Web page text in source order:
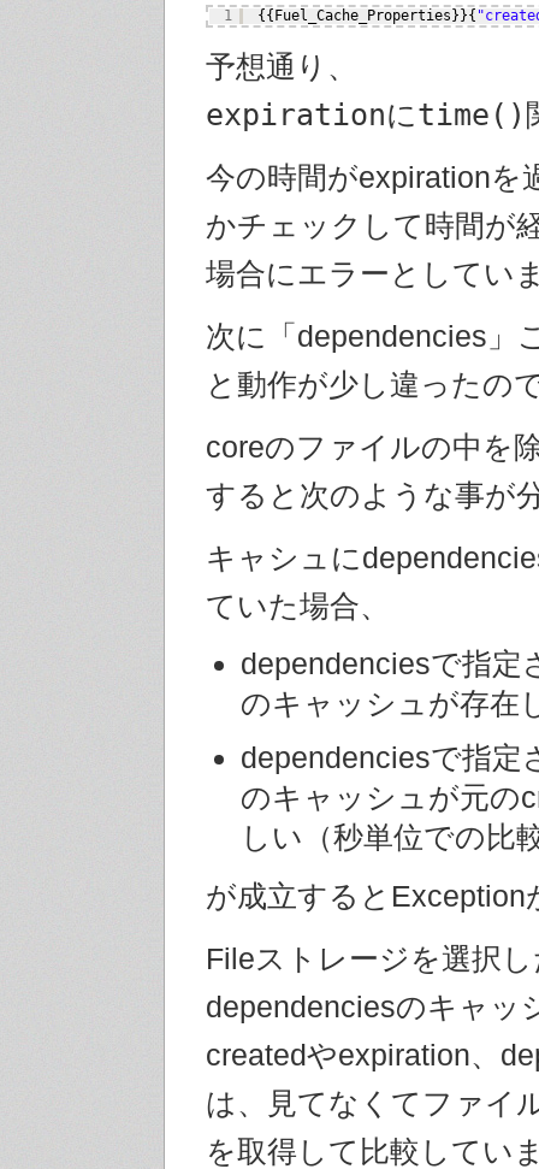
1 {{Fuel_Cache_Properties}}{
予想通り、
expirationにtime()関
今の時間がexpirationを
かチェックして時間が
場合にエラーとしてい
次に「dependencies」
と動作が少し違ったの
coreのファイルの中を
すると次のような事が
キャシュに
ていた場合、
dependenciesで指定
のキャッシュが存在
dependenciesで指定
のキャッシュが元の
しい（秒単位での比
が成立するとException
Fileストレージを選択
dependenciesのキャッ
createdやexpiration、
は、見てなくてファイ
を取得して比較してい